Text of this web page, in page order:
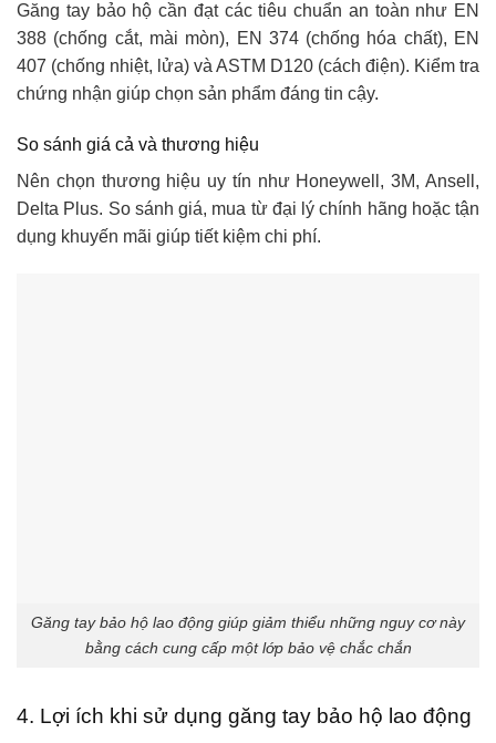
Găng tay bảo hộ cần đạt các tiêu chuẩn an toàn như EN
388 (chống cắt, mài mòn), EN 374 (chống hóa chất), EN
407 (chống nhiệt, lửa) và ASTM D120 (cách điện). Kiểm tra
chứng nhận giúp chọn sản phẩm đáng tin cậy.
So sánh giá cả và thương hiệu
Nên chọn thương hiệu uy tín như Honeywell, 3M, Ansell,
Delta Plus. So sánh giá, mua từ đại lý chính hãng hoặc tận
dụng khuyến mãi giúp tiết kiệm chi phí.
Găng tay bảo hộ lao động giúp giảm thiểu những nguy cơ này
bằng cách cung cấp một lớp bảo vệ chắc chắn
4. Lợi ích khi sử dụng găng tay bảo hộ lao động